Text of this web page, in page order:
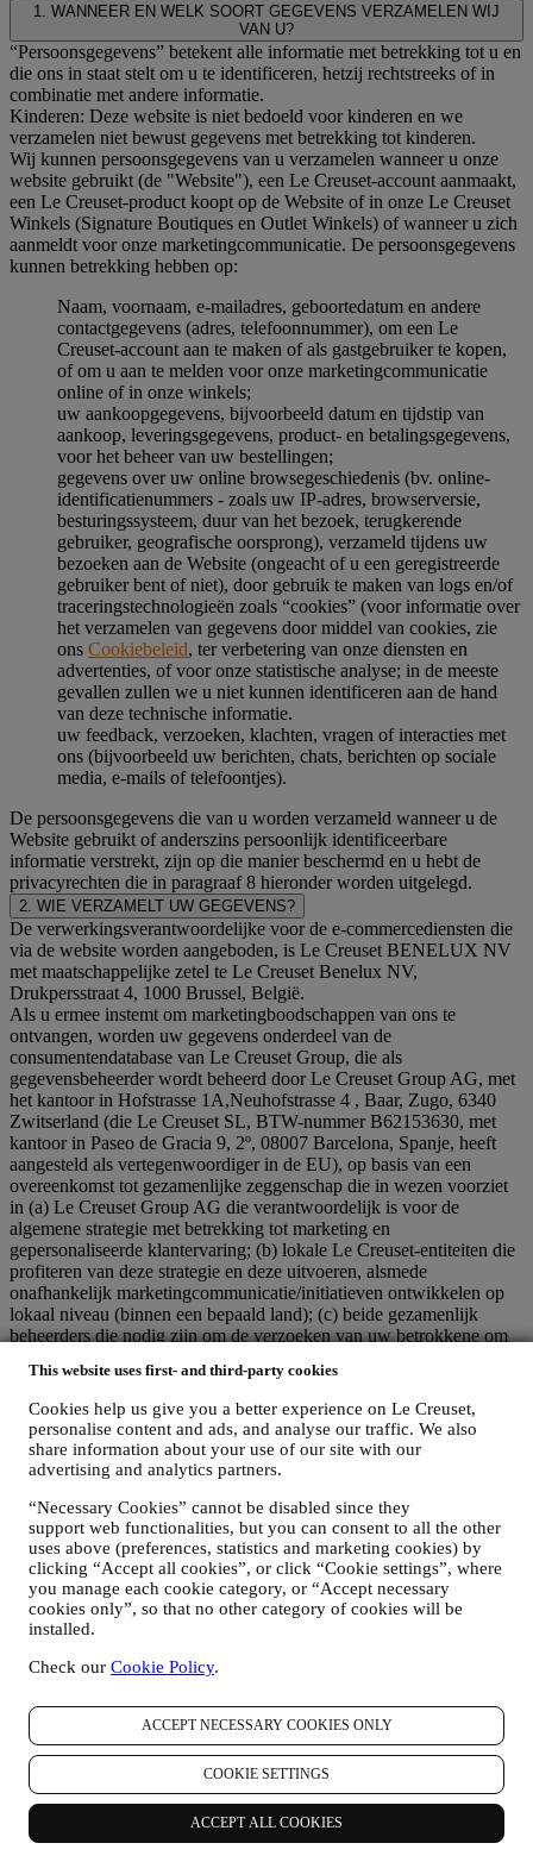
This website uses first- and third-party cookies
Cookies help us give you a better experience on Le Creuset,
personalise content and ads, and analyse our traffic. We also
share information about your use of our site with our
advertising and analytics partners.
“Necessary Cookies” cannot be disabled since they
support web functionalities, but you can consent to all the other
uses above (preferences, statistics and marketing cookies) by
clicking “Accept all cookies”, or click “Cookie settings”, where
you manage each cookie category, or “Accept necessary
cookies only”, so that no other category of cookies will be
installed.
Check our Cookie Policy.
ACCEPT NECESSARY COOKIES ONLY
COOKIE SETTINGS
ACCEPT ALL COOKIES
1. WANNEER EN WELK SOORT GEGEVENS VERZAMELEN WIJ
VAN U?
“Persoonsgegevens” betekent alle informatie met betrekking tot u en
die ons in staat stelt om u te identificeren, hetzij rechtstreeks of in
combinatie met andere informatie.
Kinderen: Deze website is niet bedoeld voor kinderen en we
verzamelen niet bewust gegevens met betrekking tot kinderen.
Wij kunnen persoonsgegevens van u verzamelen wanneer u onze
website gebruikt (de "Website"), een Le Creuset-account aanmaakt,
een Le Creuset-product koopt op de Website of in onze Le Creuset
Winkels (Signature Boutiques en Outlet Winkels) of wanneer u zich
aanmeldt voor onze marketingcommunicatie. De persoonsgegevens
kunnen betrekking hebben op:
Naam, voornaam, e-mailadres, geboortedatum en andere
contactgegevens (adres, telefoonnummer), om een Le
Creuset-account aan te maken of als gastgebruiker te kopen,
of om u aan te melden voor onze marketingcommunicatie
online of in onze winkels;
uw aankoopgegevens, bijvoorbeeld datum en tijdstip van
aankoop, leveringsgegevens, product- en betalingsgegevens,
voor het beheer van uw bestellingen;
gegevens over uw online browsegeschiedenis (bv. online-
identificatienummers - zoals uw IP-adres, browserversie,
besturingssysteem, duur van het bezoek, terugkerende
gebruiker, geografische oorsprong), verzameld tijdens uw
bezoeken aan de Website (ongeacht of u een geregistreerde
gebruiker bent of niet), door gebruik te maken van logs en/of
traceringstechnologieën zoals “cookies” (voor informatie over
het verzamelen van gegevens door middel van cookies, zie
ons Cookiebeleid, ter verbetering van onze diensten en
advertenties, of voor onze statistische analyse; in de meeste
gevallen zullen we u niet kunnen identificeren aan de hand
van deze technische informatie.
uw feedback, verzoeken, klachten, vragen of interacties met
ons (bijvoorbeeld uw berichten, chats, berichten op sociale
media, e-mails of telefoontjes).
De persoonsgegevens die van u worden verzameld wanneer u de
Website gebruikt of anderszins persoonlijk identificeerbare
informatie verstrekt, zijn op die manier beschermd en u hebt de
privacyrechten die in paragraaf 8 hieronder worden uitgelegd.
2. WIE VERZAMELT UW GEGEVENS?
De verwerkingsverantwoordelijke voor de e-commercediensten die
via de website worden aangeboden, is Le Creuset BENELUX NV
met maatschappelijke zetel te Le Creuset Benelux NV,
Drukpersstraat 4, 1000 Brussel, België.
Als u ermee instemt om marketingboodschappen van ons te
ontvangen, worden uw gegevens onderdeel van de
consumentendatabase van Le Creuset Group, die als
gegevensbeheerder wordt beheerd door Le Creuset Group AG, met
het kantoor in Hofstrasse 1A,Neuhofstrasse 4 , Baar, Zugo, 6340
Zwitserland (die Le Creuset SL, BTW-nummer B62153630, met
kantoor in Paseo de Gracia 9, 2º, 08007 Barcelona, Spanje, heeft
aangesteld als vertegenwoordiger in de EU), op basis van een
overeenkomst tot gezamenlijke zeggenschap die in wezen voorziet
in (a) Le Creuset Group AG die verantwoordelijk is voor de
algemene strategie met betrekking tot marketing en
gepersonaliseerde klantervaring; (b) lokale Le Creuset-entiteiten die
profiteren van deze strategie en deze uitvoeren, alsmede
onafhankelijk marketingcommunicatie/initiatieven ontwikkelen op
lokaal niveau (binnen een bepaald land); (c) beide gezamenlijk
beheerders die nodig zijn om de verzoeken van uw betrokkene om
3. WAAROM VERZAMELEN WIJ DEZE GEGEVENS?
Wij kunnen uw gegevens verwerken voor de volgende doeleinden:
VOOR ONZE WETTELIJKE VERPLICHTINGEN
Mogelijk moeten we bepaalde gegevens over u verwerken om
verplichtingen die voortvloeien uit instructies van de overheid.
OM EEN LE CREUSET-ACCOUNT AAN TE MAKEN
We zullen uw gegevens gebruiken om een Le Creuset-
account aan te maken die u toegang geeft tot een reeks
voordelen voor geregistreerde gebruikers, om beter te kunnen
genieten van onze diensten, zoals sneller afrekenen, meerdere
verzendadressen opslaan, bestellingen bekijken en volgen.
Elke verwerkingsactiviteit is vereist om ons in staat te stellen
deze diensten aan u als Le Creuset-accounthouder te leveren.
OM UW BESTELLINGEN TE BEHEREN EN OM ONZE
PRODUCTEN, DIENSTEN EN ASSISTENTIE AAN U
TE LEVEREN
Wij zullen uw gegevens gebruiken om onze contractuele
relatie met u, uw aankoop van producten op de Website, uw
gebruik van de Website, eventuele latere hulp na de verkoop
of uw deelname aan onze wedstrijden te beheren. Mogelijk